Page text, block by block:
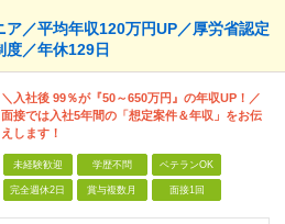
／平均年収120万円UP／厚労省認定
度／年休129日
＼入社後 99％が『50～650万円』の年収UP！／
面接では入社5年間の「想定案件＆年収」をお伝
えします！
未経験歓迎 学歴不問 ベテランOK
完全週休2日 賞与複数月 面接1回